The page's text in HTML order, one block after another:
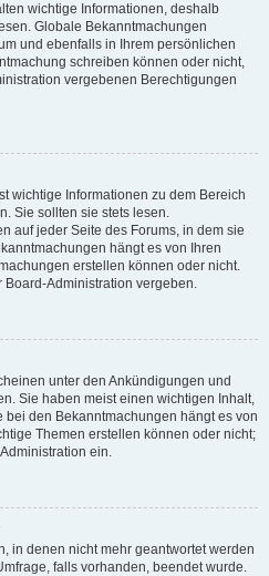
wichtige Informationen, deshalb
Globale Bekanntmachungen
und ebenfalls in Ihrem persönlichen
schreiben können oder nicht,
vergebenen Berechtigungen
wichtige Informationen zu dem Bereich
Sie sollten sie stets lesen.
auf jeder Seite des Forums, in dem sie
hängt es von Ihren
erstellen können oder nicht.
Administration vergeben.
unter den Ankündigungen und
Sie haben meist einen wichtigen Inhalt,
den Bekanntmachungen hängt es von
Themen erstellen können oder nicht;
ein.
in denen nicht mehr geantwortet werden
falls vorhanden, beendet wurde.